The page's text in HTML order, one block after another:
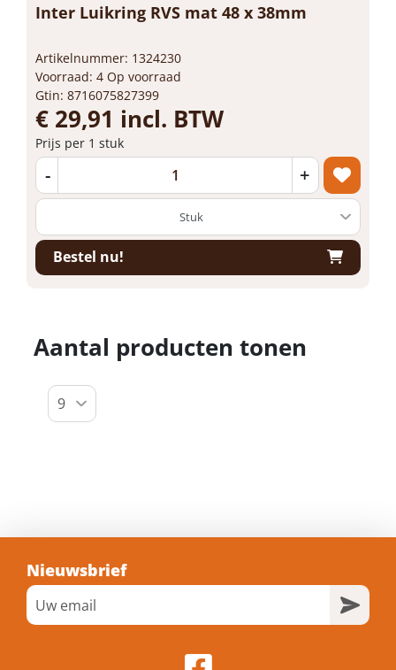
Inter Luikring RVS mat 48 x 38mm
Artikelnummer: 1324230
Voorraad: 4 Op voorraad
Gtin: 8716075827399
€ 29,91 incl. BTW
Prijs per 1 stuk
- +
Bestel nu!
Aantal producten tonen
Nieuwsbrief